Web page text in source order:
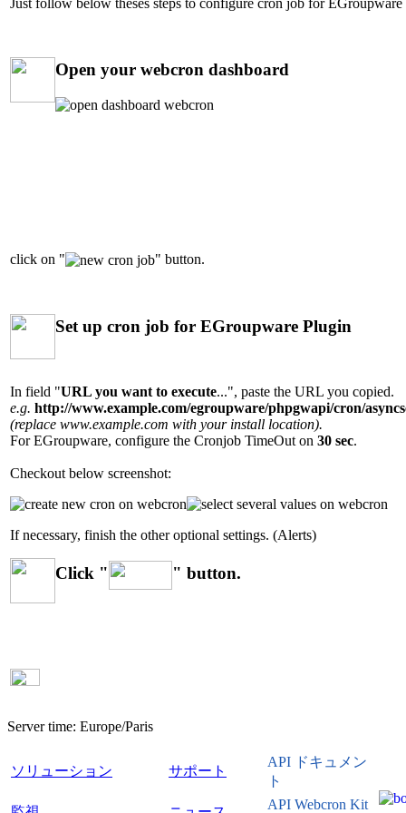
Just follow below theses steps to configure cron job for EGroupware
Open your webcron dashboard
click on " " button.
Set up cron job for EGroupware Plugin
In field "URL you want to execute...", paste the URL you copied.
e.g. http://www.example.com/egroupware/phpgwapi/cron/
(replace www.example.com with your install location).
For EGroupware, configure the Cronjob TimeOut on 30 sec.
Checkout below screenshot:
If necessary, finish the other optional settings. (Alerts)
Click " " button.
Server time: Europe/Paris
ソリューション サポート
API ドキュメン
ト
API Webcron Kit